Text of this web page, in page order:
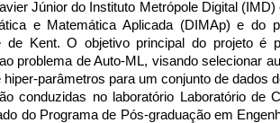
Júnior do Instituto Metrópole Digital
e Matemática Aplicada (DIMAp) e do
de Kent. O objetivo principal do projeto é
problema de Auto-ML, visando selecionar
parâmetros para um conjunto de dados
conduzidas no laboratório Laboratório
do Programa de Pós-graduação em